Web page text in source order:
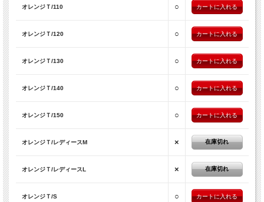
オレンジＴ/110 ○
オレンジＴ/120 ○
オレンジＴ/130 ○
オレンジＴ/140 ○
オレンジＴ/150 ○
オレンジＴ/レディースM × 在庫切れ
オレンジＴ/レディースL × 在庫切れ
オレンジＴ/S ○